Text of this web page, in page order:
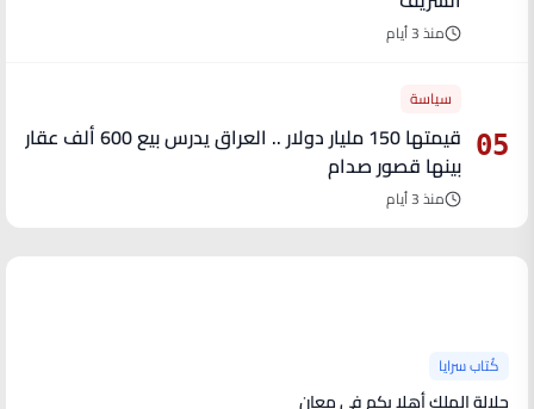
منذ 3 أيام
05
سياسة
قيمتها 150 مليار دولار .. العراق يدرس بيع 600 ألف عقار
بينها قصور صدام
منذ 3 أيام
كُتاب سرايا
جلالة الملك أهلا بكم في معان